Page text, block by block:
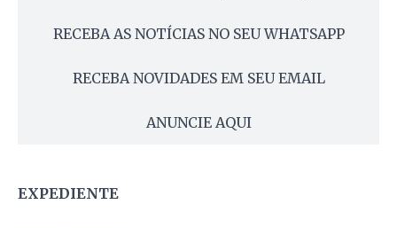
RECEBA AS NOTÍCIAS NO SEU WHATSAPP
RECEBA NOVIDADES EM SEU EMAIL
ANUNCIE AQUI
EXPEDIENTE